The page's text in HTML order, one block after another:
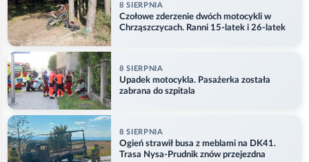
8 SIERPNIA
Czołowe zderzenie dwóch motocykli w
Chrząszczycach. Ranni 15-latek i 26-latek
8 SIERPNIA
Upadek motocykla. Pasażerka została
zabrana do szpitala
8 SIERPNIA
Ogień strawił busa z meblami na DK41.
Trasa Nysa-Prudnik znów przejezdna